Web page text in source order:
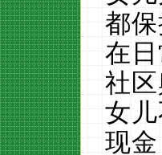
都
在
社
女
现